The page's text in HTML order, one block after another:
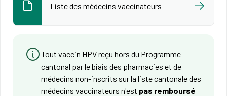
Liste des médecins vaccinateurs
Tout vaccin HPV reçu hors du Programme
cantonal par le biais des pharmacies et de
médecins non-inscrits sur la liste cantonale des
médecins vaccinateurs n'est pas remboursé